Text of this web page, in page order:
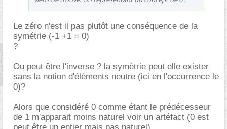
Le zéro n'est il pas plutôt une conséquence de la
symétrie (-1 +1 = 0)
?
Ou peut être l'inverse ? la symétrie peut elle exister
sans la notion d'éléments neutre (ici en l'occurrence le
0)?
Alors que considéré 0 comme étant le prédécesseur
de 1 m'apparait moins naturel voir un artéfact (0 est